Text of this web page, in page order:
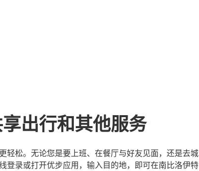
出行和其他服务
轻松。无论您是要上班、在餐厅与好友见面，还是去城
登录或打开优步应用，输入目的地，即可在南比洛伊特